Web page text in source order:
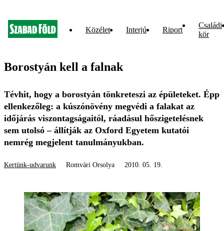
Közélet Interjú Riport
Családi
kör
Borostyán kell a falnak
Tévhit, hogy a borostyán tönkreteszi az épületeket. Épp
ellenkezőleg: a kúszónövény megvédi a falakat az
időjárás viszontagságaitól, ráadásul hőszigetelésnek
sem utolsó – állítják az Oxford Egyetem kutatói
nemrég megjelent tanulmányukban.
Kertünk-udvarunk Romvári Orsolya 2010. 05. 19.